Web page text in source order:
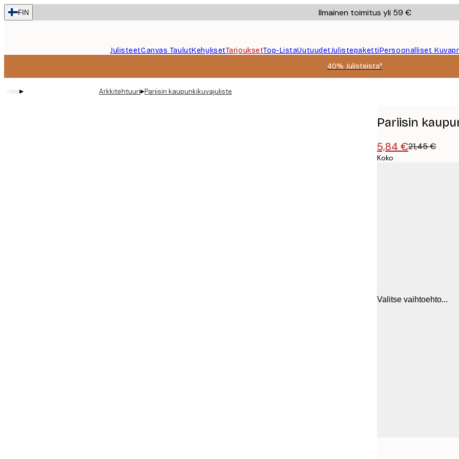
Skip
to
FIN Ilmainen toimitus yli 59 €
JulisteetCanvas TaulutKehyksetTarjouksetTop-ListaUutuudetJulistepakettiPersoonalliset
40% Julisteista*
▸ Arkkitehtuuri▸Pariisin kaupunkikuvajuliste
Pariisin
5,84 €21,45 €
Koko
Valitse vaihtoehto...